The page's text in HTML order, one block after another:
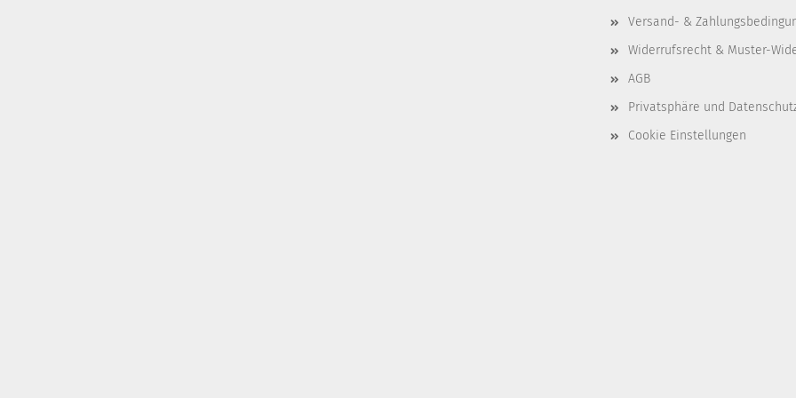
Versand- &
Widerrufsrecht & Muster-
AGB
Privatsphäre und
Cookie Einstellungen